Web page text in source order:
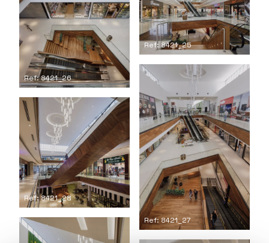
Ref: 8421_25
Ref: 8421_26
Ref: 8421_27
Ref: 8421_28